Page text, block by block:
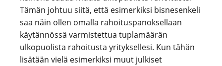
Tämän johtuu siitä, että esimerkiksi bisnesenkeli
saa näin ollen omalla rahoituspanoksellaan
käytännössä varmistettua tuplamäärän
ulkopuolista rahoitusta yrityksellesi. Kun tähän
lisätään vielä esimerkiksi muut julkiset